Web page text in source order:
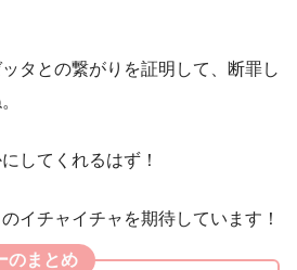
タとの繋がりを証明して、断罪し
してくれるはず！
イチャイチャを期待しています！
のまとめ